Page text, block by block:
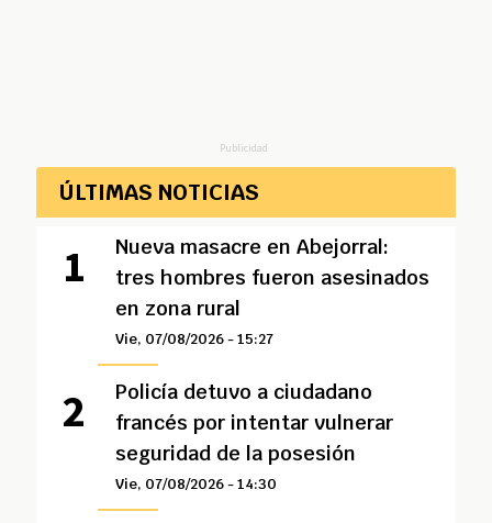
Publicidad
ÚLTIMAS NOTICIAS
Nueva masacre en Abejorral:
tres hombres fueron asesinados
en zona rural
Vie, 07/08/2026 - 15:27
Policía detuvo a ciudadano
francés por intentar vulnerar
seguridad de la posesión
Vie, 07/08/2026 - 14:30